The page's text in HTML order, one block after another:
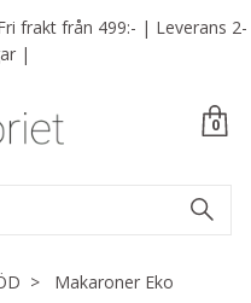
frakt från 499:- | Leverans 2-
|
0
Makaroner Eko